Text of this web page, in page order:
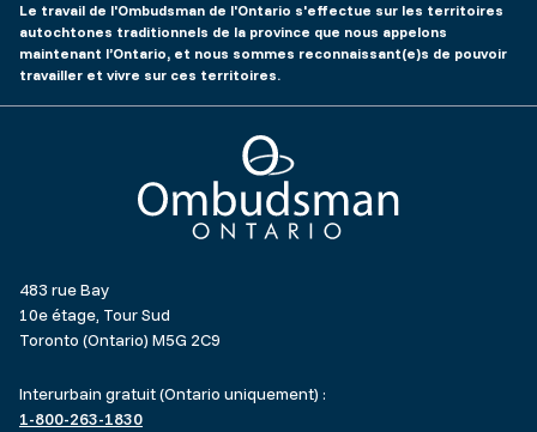
Le travail de l'Ombudsman de l'Ontario s'effectue sur les territoires
autochtones traditionnels de la province que nous appelons
maintenant l’Ontario, et nous sommes reconnaissant(e)s de pouvoir
travailler et vivre sur ces territoires.
Ombudsman Ontario
483 rue Bay
10e étage, Tour Sud
Toronto (Ontario) M5G 2C9
Interurbain gratuit (Ontario uniquement) :
1-800-263-1830